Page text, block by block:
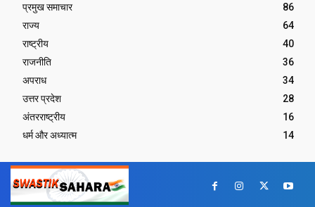
प्रमुख समाचार‎
86
राज्य
64
राष्ट्रीय
40
राजनीति
36
अपराध
34
उत्तर प्रदेश
28
अंतरराष्ट्रीय
16
धर्म और अध्यात्म
14